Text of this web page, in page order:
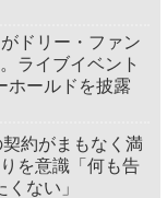
ドリー・ファン
ライブイベント
ホールドを披露
約がまもなく満
を意識「何も告
ない」